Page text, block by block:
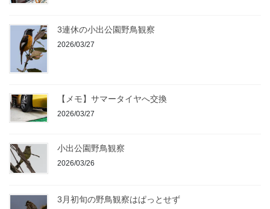
3連休の小出公園野鳥観察
2026/03/27
【メモ】サマータイヤへ交換
2026/03/27
小出公園野鳥観察
2026/03/26
3月初旬の野鳥観察はぱっとせず